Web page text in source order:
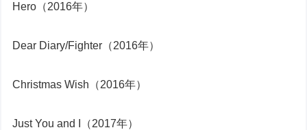
Hero（2016年）
Dear Diary/Fighter（2016年）
Christmas Wish（2016年）
Just You and I（2017年）